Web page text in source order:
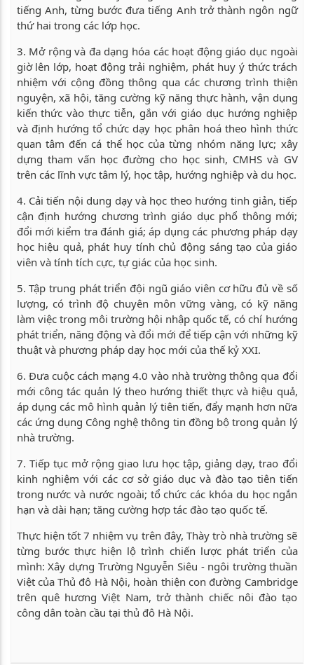
tiếng Anh, từng bước đưa tiếng Anh trở thành ngôn ngữ
thứ hai trong các lớp học.
3. Mở rộng và đa dạng hóa các hoạt động giáo dục ngoài
giờ lên lớp, hoạt động trải nghiệm, phát huy ý thức trách
nhiệm với cộng đồng thông qua các chương trình thiện
nguyện, xã hội, tăng cường kỹ năng thực hành, vận dụng
kiến thức vào thực tiễn, gắn với giáo dục hướng nghiệp
và định hướng tổ chức dạy học phân hoá theo hình thức
quan tâm đến cá thể học của từng nhóm năng lực; xây
dựng tham vấn học đường cho học sinh, CMHS và GV
trên các lĩnh vực tâm lý, học tập, hướng nghiệp và du học.
4. Cải tiến nội dung dạy và học theo hướng tinh giản, tiếp
cận định hướng chương trình giáo dục phổ thông mới;
đổi mới kiểm tra đánh giá; áp dụng các phương pháp dạy
học hiệu quả, phát huy tính chủ động sáng tạo của giáo
viên và tính tích cực, tự giác của học sinh.
5. Tập trung phát triển đội ngũ giáo viên cơ hữu đủ về số
lượng, có trình độ chuyên môn vững vàng, có kỹ năng
làm việc trong môi trường hội nhập quốc tế, có chí hướng
phát triển, năng động và đổi mới để tiếp cận với những kỹ
thuật và phương pháp dạy học mới của thế kỷ XXI.
6. Đưa cuộc cách mạng 4.0 vào nhà trường thông qua đổi
mới công tác quản lý theo hướng thiết thực và hiệu quả,
áp dụng các mô hình quản lý tiên tiến, đẩy mạnh hơn nữa
các ứng dụng Công nghệ thông tin đồng bộ trong quản lý
nhà trường.
7. Tiếp tục mở rộng giao lưu học tập, giảng dạy, trao đổi
kinh nghiệm với các cơ sở giáo dục và đào tạo tiên tiến
trong nước và nước ngoài; tổ chức các khóa du học ngắn
hạn và dài hạn; tăng cường hợp tác đào tạo quốc tế.
Thực hiện tốt 7 nhiệm vụ trên đây, Thày trò nhà trường sẽ
từng bước thực hiện lộ trình chiến lược phát triển của
mình: Xây dựng Trường Nguyễn Siêu - ngôi trường thuần
Việt của Thủ đô Hà Nội, hoàn thiện con đường Cambridge
trên quê hương Việt Nam, trở thành chiếc nôi đào tạo
công dân toàn cầu tại thủ đô Hà Nội.